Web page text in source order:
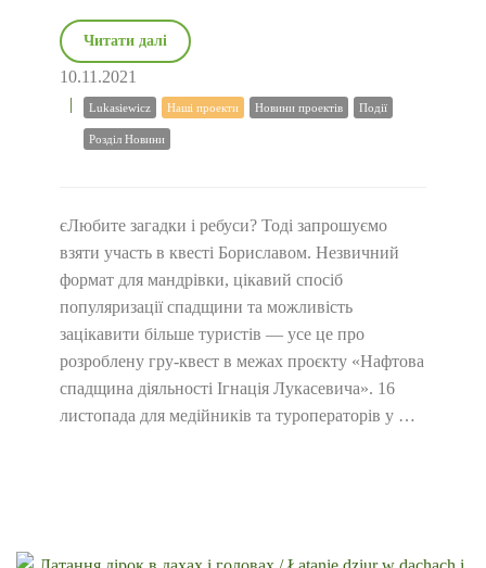
Читати далі
10.11.2021
Lukasiewicz Наші проекти Новини проектів Події
Розділ Новини
єЛюбите загадки і ребуси? Тоді запрошуємо
взяти участь в квесті Бориславом. Незвичний
формат для мандрівки, цікавий спосіб
популяризації спадщини та можливість
зацікавити більше туристів — усе це про
розроблену гру-квест в межах проєкту «Нафтова
спадщина діяльності Ігнація Лукасевича». 16
листопада для медійників та туроператорів у …